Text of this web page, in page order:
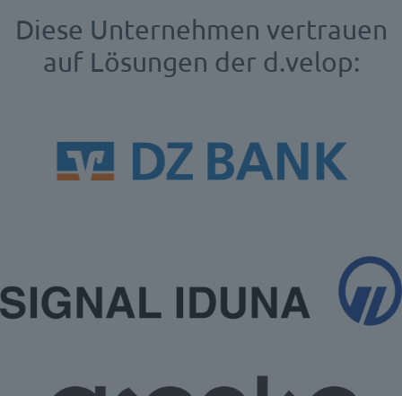
Diese Unternehmen vertrauen
auf Lösungen der d.velop: